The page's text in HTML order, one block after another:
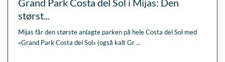
Grand Park Costa del Sol i Mijas: Den
størst...
Mijas får den største anlagte parken på hele Costa del Sol med
«Grand Park Costa del Sol» (også kalt Gr...